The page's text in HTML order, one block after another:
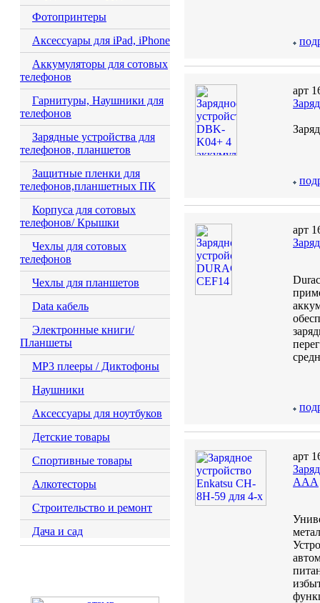
Фотопринтеры
Аксессуары для iPad, iPhone
Аккумуляторы для сотовых
телефонов
Гарнитуры, Наушники для
телефонов
Зарядные устройства для
телефонов, планшетов
Защитные пленки для
телефонов,планшетных ПК
Корпуса для сотовых
телефонов/ Крышки
Чехлы для сотовых
телефонов
Чехлы для планшетов
Data кабель
Электронные книги/
Планшеты
MP3 плееры / Диктофоны
Наушники
Аксессуары для ноутбуков
Детские товары
Спортивные товары
Алкотесторы
Строительство и ремонт
Дача и сад
арт
арт
арт
ААА